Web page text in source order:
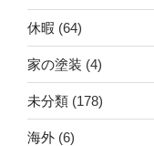
休暇 (64)
家の塗装 (4)
未分類 (178)
海外 (6)